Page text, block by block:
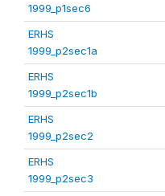
1999_p1sec6
ERHS
1999_p2sec1a
ERHS
1999_p2sec1b
ERHS
1999_p2sec2
ERHS
1999_p2sec3